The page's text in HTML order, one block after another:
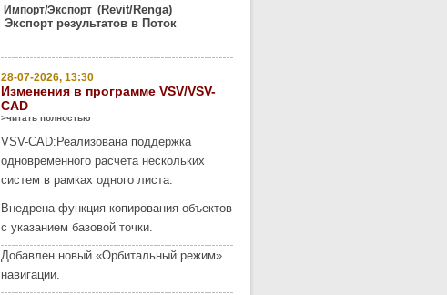
Импорт/Экспорт (Revit/Renga)
Экспорт результатов в Поток
28-07-2026, 13:30
Изменения в программе VSV/VSV-
CAD
>читать полностью
VSV-CAD: Реализована поддержка
одновременного расчета нескольких
систем в рамках одного листа.
Внедрена функция копирования объектов
с указанием базовой точки.
Добавлен новый «Орбитальный режим»
навигации.